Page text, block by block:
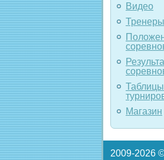
Видео
Тренеры
Магазин
2009-2026